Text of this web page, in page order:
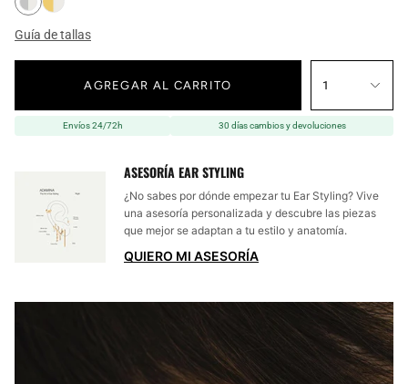
Guía de tallas
1
AGREGAR AL CARRITO
Envíos 24/72h 30 días cambios y devoluciones
ASESORÍA EAR STYLING
¿No sabes por dónde empezar tu Ear Styling? Vive
una asesoría personalizada y descubre las piezas
que mejor se adaptan a tu estilo y anatomía.
QUIERO MI ASESORÍA